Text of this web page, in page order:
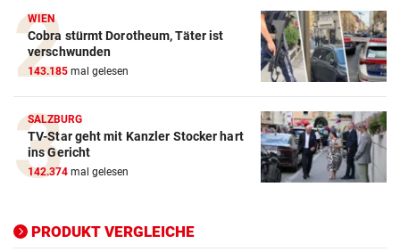
WIEN
Cobra stürmt Dorotheum, Täter ist
verschwunden
143.185 mal gelesen
SALZBURG
TV-Star geht mit Kanzler Stocker hart
ins Gericht
142.374 mal gelesen
PRODUKT VERGLEICHE
Crosstrainer Vergleich
ZUM VERGLEICH
E-Bike Vergleich
ZUM VERGLEICH
Elektro-Scooter Vergleich
ZUM VERGLEICH
ZUM VERGLEICH